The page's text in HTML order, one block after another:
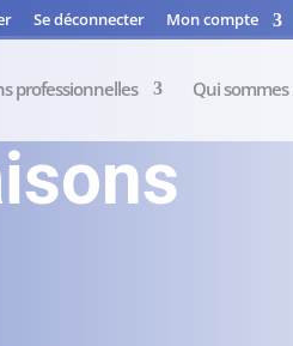
Se déconnecter Mon compte
professionnelles Qui sommes